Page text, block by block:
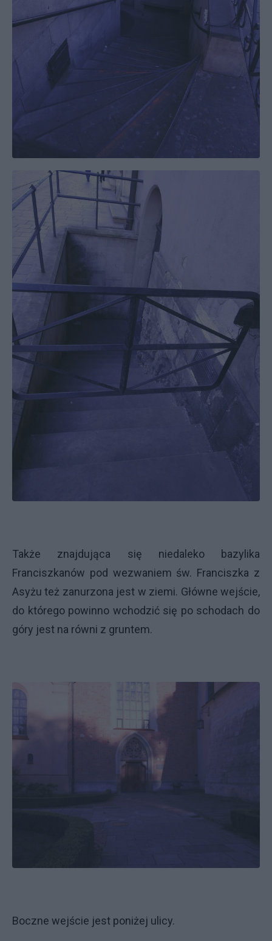
Także znajdująca się niedaleko bazylika
Franciszkanów pod wezwaniem św. Franciszka z
Asyżu też zanurzona jest w ziemi. Główne wejście,
do którego powinno wchodzić się po schodach do
góry jest na równi z gruntem.
Boczne wejście jest poniżej ulicy.